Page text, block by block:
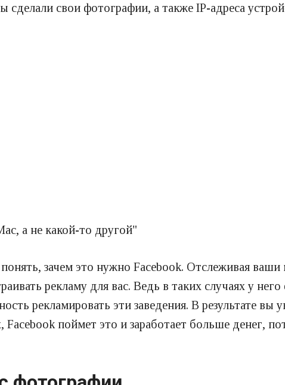
сделали свои фотографии, а также IP-адреса
а не какой-то другой"
зачем это нужно Facebook. Отслеживая ваши
рекламу для вас. Ведь в таких случаях у
рекламировать эти заведения. В результате вы
Facebook поймет это и заработает больше денег,